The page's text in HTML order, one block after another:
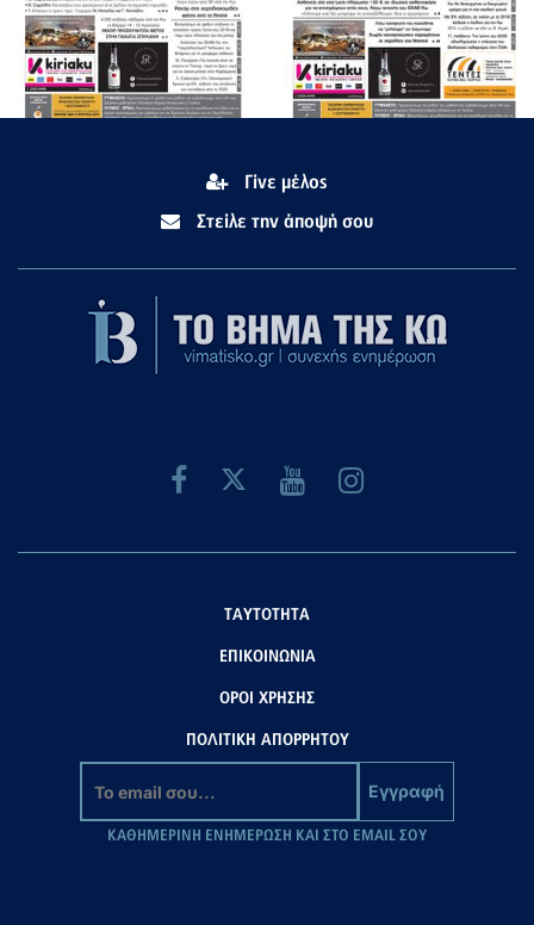
Γίνε μέλος
Στείλε την άποψή σου
ΤΑΥΤΟΤΗΤΑ
ΕΠΙΚΟΙΝΩΝΙΑ
ΟΡΟΙ ΧΡΗΣΗΣ
ΠΟΛΙΤΙΚΗ ΑΠΟΡΡΗΤΟΥ
Εγγραφή
ΚΑΘΗΜΕΡΙΝΗ ΕΝΗΜΕΡΩΣΗ ΚΑΙ ΣΤΟ EMAIL ΣΟΥ